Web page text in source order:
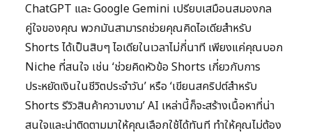
ChatGPT และ Google Gemini เปรียบเสมือนสมองกล
คู่ใจของคุณ พวกมันสามารถช่วยคุณคิดไอเดียสำหรับ
Shorts ได้เป็นสิบๆ ไอเดียในเวลาไม่กี่นาที เพียงแค่คุณบอก
Niche ที่สนใจ เช่น ‘ช่วยคิดหัวข้อ Shorts เกี่ยวกับการ
ประหยัดเงินในชีวิตประจำวัน’ หรือ ‘เขียนสคริปต์สำหรับ
Shorts รีวิวสินค้าความงาม’ AI เหล่านี้ก็จะสร้างเนื้อหาที่น่า
สนใจและน่าติดตามมาให้คุณเลือกใช้ได้ทันที ทำให้คุณไม่ต้อง